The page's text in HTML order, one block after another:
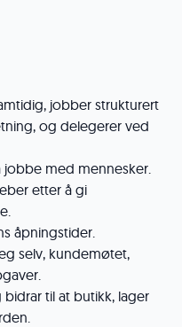
jobber strukturert
og delegerer ved
jobbe med mennesker.
etter å gi
åpningstider.
selv, kundemøtet,
bidrar til at butikk, lager